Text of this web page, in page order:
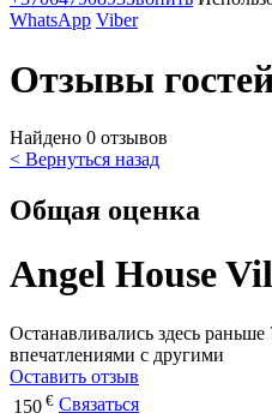
WhatsApp Viber
Отзывы
Найдено 0 отзывов
< Вернуться назад
Общая оценка
Angel House
Останавливались здесь
впечатлениями с другими
Оставить отзыв
150 € Связаться